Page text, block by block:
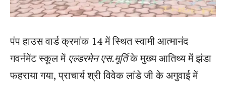
पंप हाउस वार्ड क्रमांक 14 में स्थित स्वामी आत्मानंद
गवर्नमेंट स्कूल में एल्डरमेन एस.मूर्तिके मुख्य आतिथ्य में झंडा
फहराया गया, प्राचार्य श्री विवेक लांडे जी के अगुवाई में